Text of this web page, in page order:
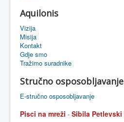
Aquilonis
Vizija
Misija
Kontakt
Gdje smo
Tražimo suradnike
Stručno osposobljavanje
E-stručno osposobljavanje
Pisci na mreži - Sibila Petlevski